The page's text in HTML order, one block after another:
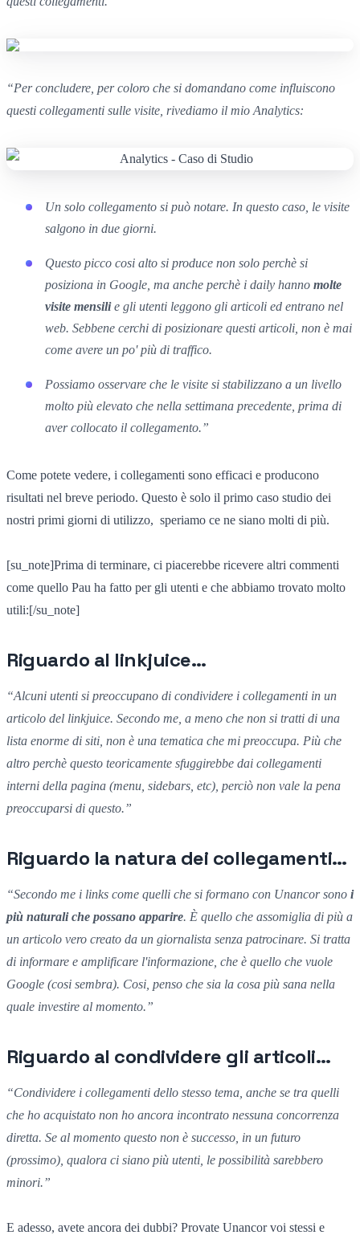
“Per concludere, per coloro che si domandano come influiscono
questi collegamenti sulle visite, rivediamo il mio Analytics:
Un solo collegamento si può notare. In questo caso, le visite
salgono in due giorni.
Questo picco cosi alto si produce non solo perchè si
posiziona in Google, ma anche perchè i daily hanno molte
visite mensili e gli utenti leggono gli articoli ed entrano nel
web. Sebbene cerchi di posizionare questi articoli non è mai
come avere un po' più di traffico.
Possiamo osservare che le visite si stabilizzano a un livello
molto più elevato che nella settimana precedente prima di
aver collocato il collegamento.”
Come potete vedere, i collegamenti sono efficaci e producono
risultati nel breve periodo. Questo è solo il primo caso studio dei
nostri primi giorni di utilizzo, speriamo ce ne siano molti di più.
[su_note]Prima di terminare, ci piacerebbe ricevere altri commenti
come quello Pau ha fatto per gli utenti e che abbiamo trovato molto
utili:[/su_note]
Riguardo al linkjuice…
“Alcuni utenti si preoccupano di condividere i collegamenti in un
articolo del linkjuice. Secondo me, a meno che non si tratti di una
lista enorme di siti, non è una tematica che mi preoccupa. Più che
altro perchè questo teoricamente sfuggirebbe dai collegamenti
interni della pagina (menu, sidebars, etc), perciò non vale la pena
preoccuparsi di questo.”
Riguardo la natura dei collegamenti…
“Secondo me i links come quelli che si formano con Unancor sono i
più naturaliche possano apparire. È quello che assomiglia di più a
un articolo vero creato da un giornalista senza patrocinare. Si tratta
di informare e amplificare l'informazione, che è quello che vuole
Google (cosi sembra). Cosi, penso che sia la cosa più sana nella
quale investire al momento.”
Riguardo al condividere gli articoli…
“Condividere i collegamenti dello stesso tema, anche se tra quelli
che ho acquistato non ho ancora incontrato nessuna concorrenza
diretta. Se al momento questo non è successo, in un futuro
(prossimo), qualora ci siano più utenti, le possibilità sarebbero
minori.”
E adesso, avete ancora dei dubbi? Provate Unancor voi stessi e